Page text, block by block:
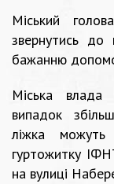
Міський
звернутись до
бажанню
Міська влада
випадок
ліжка
гуртожитку
на вулиці